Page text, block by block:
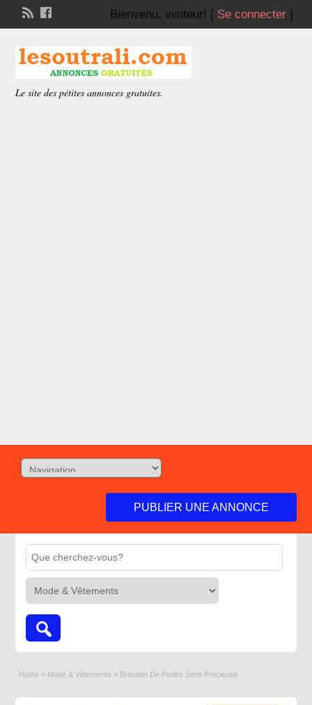
Bienvenu, visiteur! [ Se connecter]
Le site des pétites annonces gratuites.
PUBLIER UNE ANNONCE
Home » Mode & Vêtements » Bracelet De Perles Semi Précieuse